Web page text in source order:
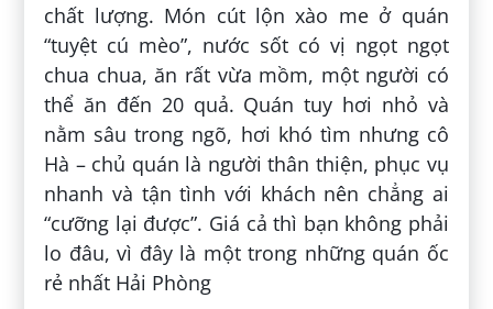
chất lượng. Món cút lộn xào me ở quán
“tuyệt cú mèo”, nước sốt có vị ngọt ngọt
chua chua, ăn rất vừa mồm, một người có
thể ăn đến 20 quả. Quán tuy hơi nhỏ và
nằm sâu trong ngõ, hơi khó tìm nhưng cô
Hà – chủ quán là người thân thiện, phục vụ
nhanh và tận tình với khách nên chẳng ai
“cưỡng lại được”. Giá cả thì bạn không phải
lo đâu, vì đây là một trong những quán ốc
rẻ nhất Hải Phòng